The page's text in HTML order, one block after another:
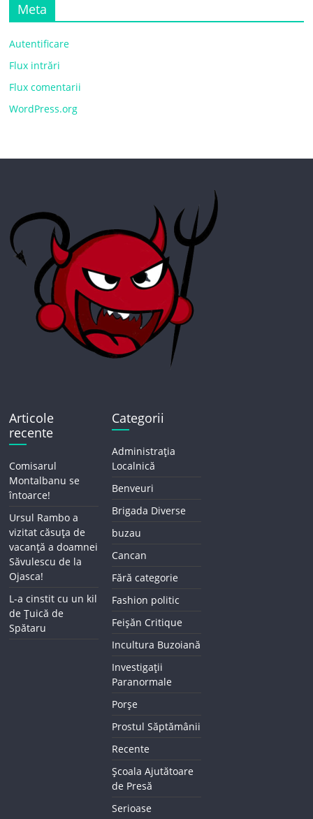
Meta
Autentificare
Flux intrări
Flux comentarii
WordPress.org
Articole
recente
Comisarul
Montalbanu se
întoarce!
Ursul Rambo a
vizitat căsuța de
vacanță a doamnei
Săvulescu de la
Ojasca!
L-a cinstit cu un kil
de Țuică de
Spătaru
Categorii
Administrația
Localnică
Benveuri
Brigada Diverse
buzau
Cancan
Fără categorie
Fashion politic
Feișăn Critique
Incultura Buzoiană
Investigații
Paranormale
Porșe
Prostul Săptămânii
Recente
Școala Ajutătoare
de Presă
Serioase